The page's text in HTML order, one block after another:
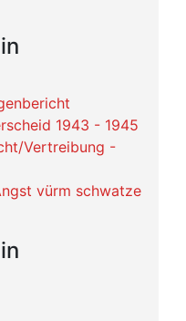
1943 - 1945
Vertreibung -
vürm schwatze